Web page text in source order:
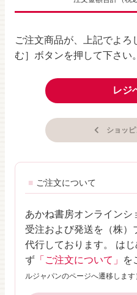
ご注文商品が、上記でよろ
む］ボタンを押して下さい。
ショッ
レジ
ご注文について
あかね書房オンライン
受注および発送を（株
代行しております。 は
ず 「ご注文について」 を
ルジャパンのページへ遷移します